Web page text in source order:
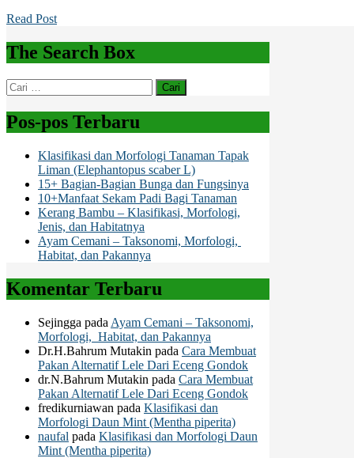
Read Post
The Search Box
Cari
untuk:
Pos-pos Terbaru
Klasifikasi dan Morfologi Tanaman Tapak
Liman (Elephantopus scaber L)
15+ Bagian-Bagian Bunga dan Fungsinya
10+Manfaat Sekam Padi Bagi Tanaman
Kerang Bambu – Klasifikasi, Morfologi,
Jenis, dan Habitatnya
Ayam Cemani – Taksonomi, Morfologi,
Habitat, dan Pakannya
Komentar Terbaru
Sejingga pada Ayam Cemani – Taksonomi,
Morfologi, Habitat, dan Pakannya
Dr.H.Bahrum Mutakin pada Cara Membuat
Pakan Alternatif Lele Dari Eceng Gondok
dr.N.Bahrum Mutakin pada Cara Membuat
Pakan Alternatif Lele Dari Eceng Gondok
fredikurniawan pada Klasifikasi dan
Morfologi Daun Mint (Mentha piperita)
naufal pada Klasifikasi dan Morfologi Daun
Mint (Mentha piperita)